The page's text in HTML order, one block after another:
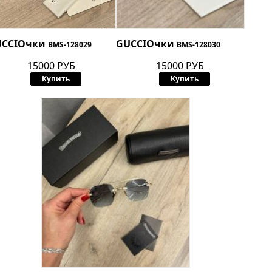
Очки BMS-128029
15000 РУБ
Купить
Очки
GUCCI BMS-128030
15000 РУБ
Купить